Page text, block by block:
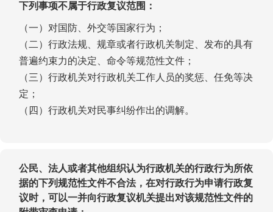
下列事项不属于行政复议范围：
（一）对国防、外交等国家行为；
（二）行政法规、规章或者行政机关制定、发布的具有
普遍约束力的决定、命令等规范性文件；
（三）行政机关对行政机关工作人员的奖惩、任免等决
定；
（四）行政机关对民事纠纷作出的调解。
公民、法人或者其他组织认为行政机关的行政行为所依
据的下列规范性文件不合法，在对行政行为申请行政复
议时，可以一并向行政复议机关提出对该规范性文件的